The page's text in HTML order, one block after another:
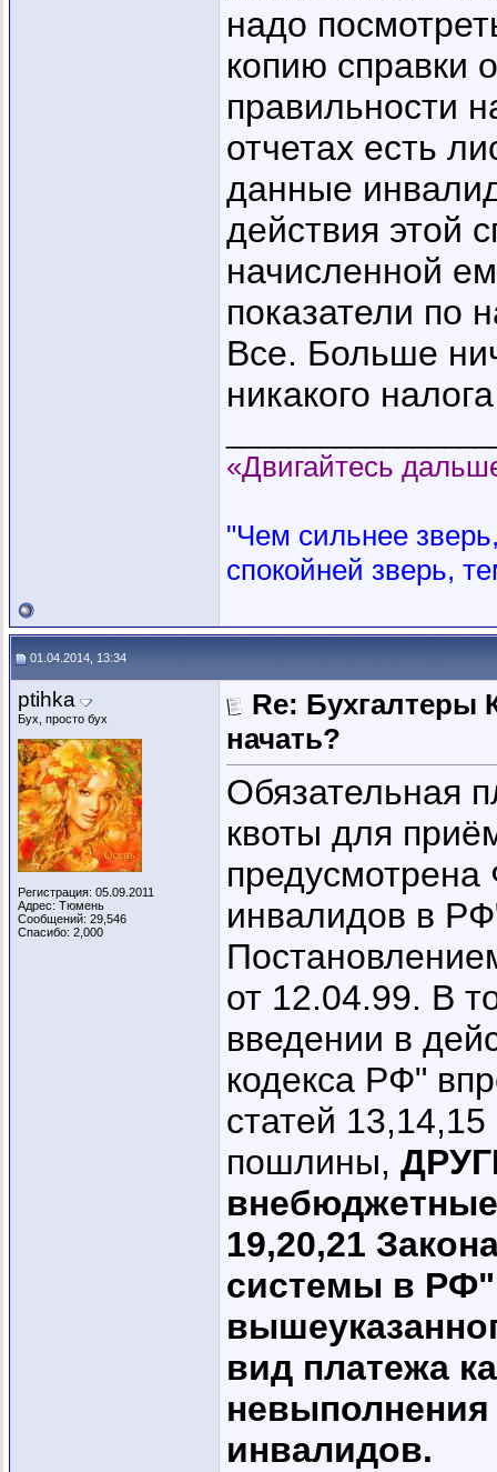
надо
копию справки
правильности
отчетах есть
данные
действия этой
начисленной
показатели по
Все. Больше
никакого
«Двигайтесь
"Чем сильнее
спокойней зверь,
01.04.2014, 13:34
ptihka
Бух, просто бух
Регистрация: 05.09.2011
Адрес: Тюмень
Сообщений: 29,546
Спасибо: 2,000
Re: Бухгалтеры
начать?
Обязательная
квоты для
инвалидов в
от 12.04.99. В
введении в
кодекса РФ"
статей
пошлины,
19,20,21
системы в РФ"
вид платежа
инвалидов.